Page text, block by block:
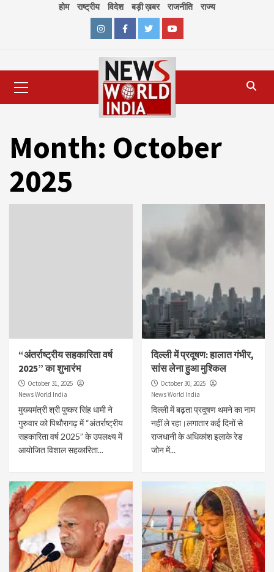
होम राष्ट्रीय विदेश बड़ी ख़बर राजनीति राज्य
InstagramFacebookTwitterYoutube
Menu
Month: October
2025
“अंतर्राष्ट्रीय सहकारिता वर्ष
2025” का शुभारंभ
October 31, 2025
News World India
मुख्यमंत्री श्री पुष्कर सिंह धामी ने
गुरुवार को पिथौरागढ़ में “अंतर्राष्ट्रीय
सहकारिता वर्ष 2025” के उपलक्ष्य में
आयोजित विशाल सहकारिता...
दिल्ली में प्रदूषण: हालात गंभीर,
सांस लेना हुआ मुश्किल
October 30, 2025
News World India
दिल्ली में बढ़ता प्रदूषण थमने का नाम
नहीं ले रहा।लगातार कई दिनों से
राजधानी के अधिकांश इलाके रेड
जोन में...